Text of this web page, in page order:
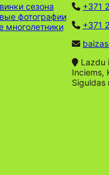
сезона
фотографии
многолетники
+371
+371
Lazdu
Inciems,
Siguldas